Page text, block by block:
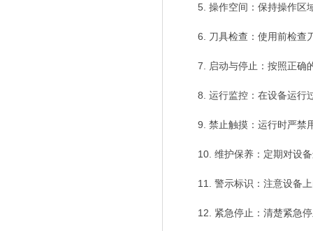
5. 操作空间：保持操作区
6. 刀具检查：使用前检查
7. 启动与停止：按照正确
8. 运行监控：在设备运行
9. 禁止触摸：运行时严禁
10. 维护保养：定期对设
11. 警示标识：注意设备
12. 紧急停止：清楚紧急